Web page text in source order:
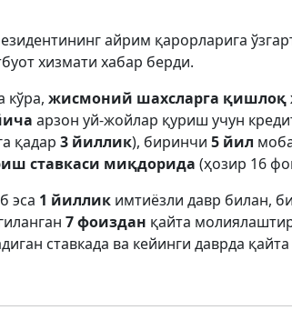
айрим қарорларига
хизмати хабар берди.
кўра, жисмоний шахсларга қишлоқ
арзон уй-жойлар қуриш учун
қадар 3 йиллик), биринчи 5 йил
ставкаси миқдорида (ҳозир 16
эса 1 йиллик имтиёзли давр билан,
7 фоиздан қайта
ставкада ва кейинги даврда